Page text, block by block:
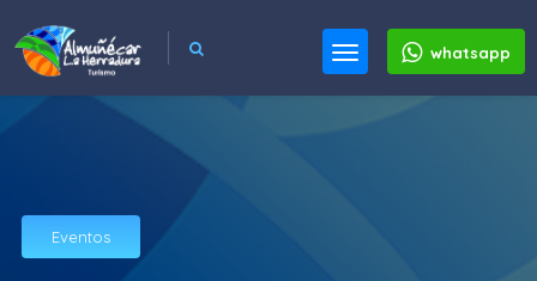
whatsapp
Eventos